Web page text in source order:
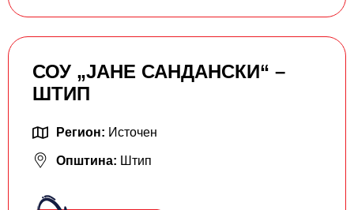
СОУ „ЈАНЕ САНДАНСКИ“ –
ШТИП
Регион: Источен
Општина: Штип